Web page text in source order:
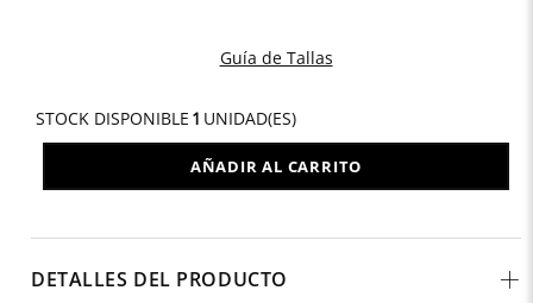
Guía de Tallas
STOCK DISPONIBLE 1 UNIDAD(ES)
AÑADIR AL CARRITO
DETALLES DEL PRODUCTO